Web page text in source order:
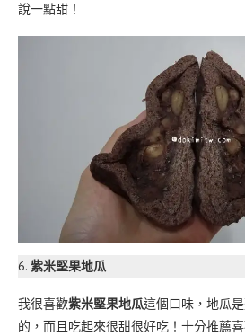
說一點甜！
6. 紫米堅果地瓜
我很喜歡紫米堅果地瓜這個口味，地瓜
的，而且吃起來很甜很好吃！十分推薦